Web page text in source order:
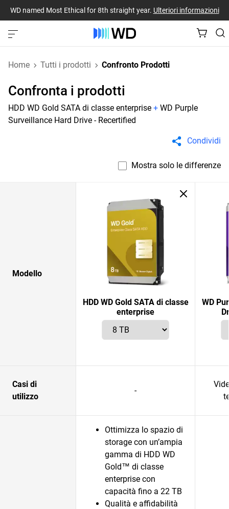
WD named Most Ethical for 8th straight year. Ulteriori informazioni
Home Tutti i prodotti Confronto Prodotti
Confronta i prodotti
HDD WD Gold SATA di classe enterprise + WD Purple
Surveillance Hard Drive - Recertified
Condividi
Mostra solo le differenze
Modello
HDD WD Gold SATA di classe
enterprise
WD
Casi di
utilizzo
-
Ottimizza lo spazio di
storage con un’ampia
gamma di HDD WD
Gold™ di classe
enterprise con
capacità fino a 22 TB
Qualità e affidabilità